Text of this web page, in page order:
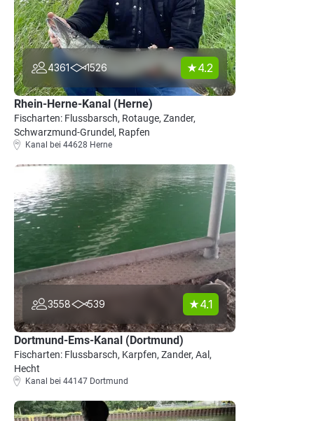
4361 1526 4.2
Rhein-Herne-Kanal (Herne)
Fischarten: Flussbarsch, Rotauge, Zander,
Schwarzmund-Grundel, Rapfen
Kanal bei 44628 Herne
3558 539 4.1
Dortmund-Ems-Kanal (Dortmund)
Fischarten: Flussbarsch, Karpfen, Zander, Aal,
Hecht
Kanal bei 44147 Dortmund